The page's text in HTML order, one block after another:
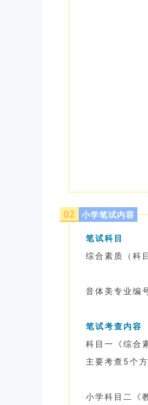
02 小学笔试内容
笔试科目
综合素质（科
音体美专业编
笔试考查内容
科目一《综合
主要考查5个
小学科目二《